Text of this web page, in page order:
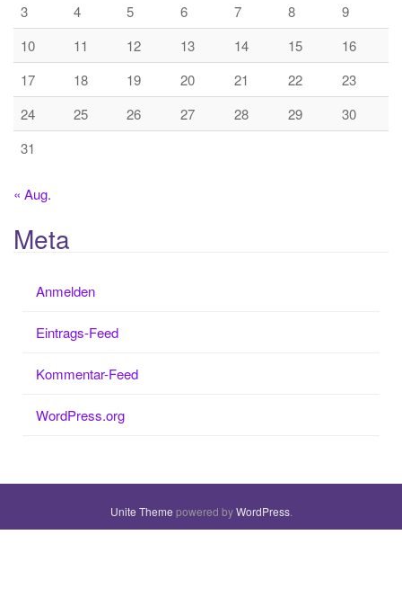
3
4 5 6 7 8
9
10
11 12 13 14 15
16
17
18 19 20 21 22
23
24
25 26 27 28 29
30
31
« Aug.
Meta
Anmelden
Eintrags-Feed
Kommentar-Feed
WordPress.org
Unite Theme powered byWordPress.